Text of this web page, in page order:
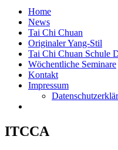
Home
News
Tai Chi Chuan
Originaler Yang-Stil
Tai Chi Chuan Schule
Wöchentliche Seminare
Kontakt
Impressum
ITCCA